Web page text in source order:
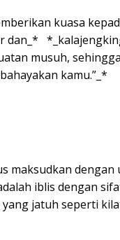
kuasa
dan_*
musuh,
kamu.”_*
maksudkan dengan
iblis dengan
yang jatuh seperti